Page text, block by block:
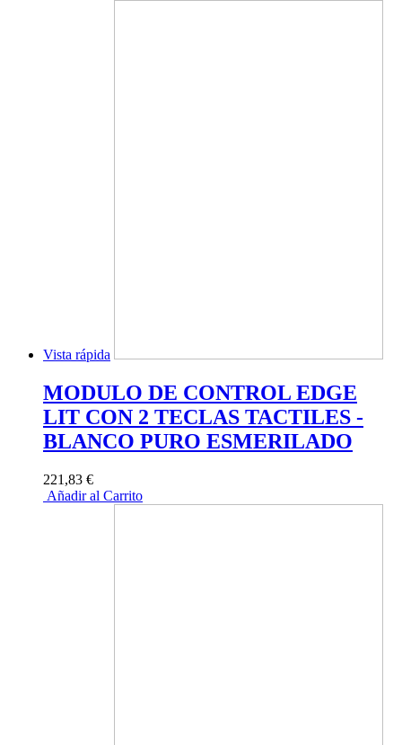
Vista rápida
MODULO DE CONTROL EDGE
LIT CON 2 TECLAS TACTILES -
BLANCO PURO ESMERILADO
221,83 €
Añadir al Carrito